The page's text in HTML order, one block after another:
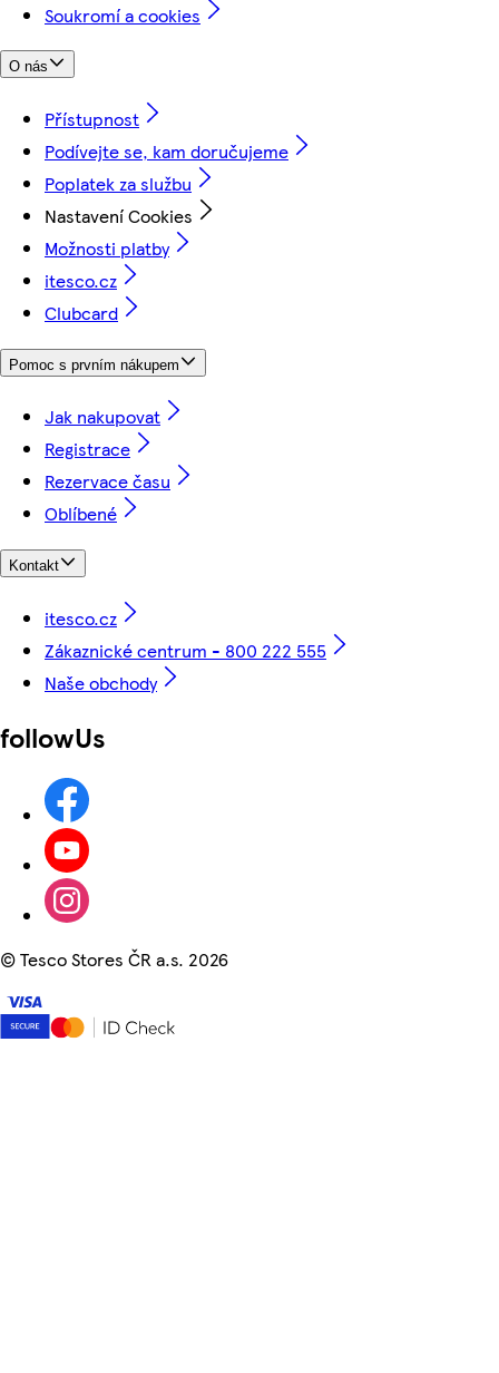
Soukromí a cookies
O nás
Přístupnost
Podívejte se, kam doručujeme
Poplatek za službu
Nastavení Cookies
Možnosti platby
itesco.cz
Clubcard
Pomoc s prvním nákupem
Jak nakupovat
Registrace
Rezervace času
Oblíbené
Kontakt
itesco.cz
Zákaznické centrum - 800 222 555
Naše obchody
followUs
©Tesco Stores ČR a.s. 2026